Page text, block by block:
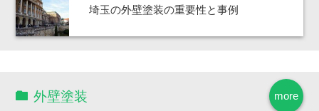
埼玉の外壁塗装の重要性と事例
more
外壁塗装